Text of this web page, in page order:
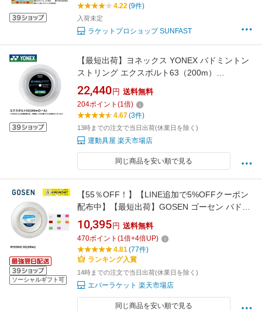
4.22(9件)
入荷未定
ラケットプロショップ SUNFAST
【最短出荷】ヨネックス YONEX バドミントン
ストリング エクスボルト63（200m）
BGXB63-2 バドミントン
22,440 円 送料無料
204ポイント (1倍)
4.67(3件)
13時までの注文で当日出荷(休業日を除く)
運動具屋 楽天市場店
同じ商品を安い順で見る
ソーシャルギフト可
【55％OFF！】【LINE追加で5%OFFクーポン
配布中】【最短出荷】GOSEN ゴーセン バドミ
ントンストリング ガット 200m ライゾニック
65 BSRY652 ロール 高品質 コスパ 定番 C-9
10,395 円 送料無料
470ポイント (1倍+4倍UP)
4.81(77件)
ランキング入賞
14時までの注文で当日出荷(休業日を除く)
エバーラケット 楽天市場店
同じ商品を安い順で見る